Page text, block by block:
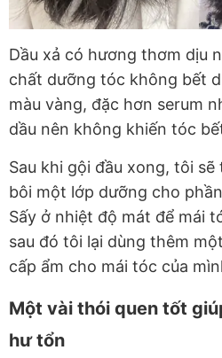
Dầu xả có hương thơm dịu
chất dưỡng tóc không bết
màu vàng, đặc hơn serum
dầu nên không khiến tóc
Sau khi gội đầu xong, tôi
bôi một lớp dưỡng cho
Sấy ở nhiệt độ mát để mái
sau đó tôi lại dùng thêm
cấp ẩm cho mái tóc của
Một vài thói quen tốt
hư tổn